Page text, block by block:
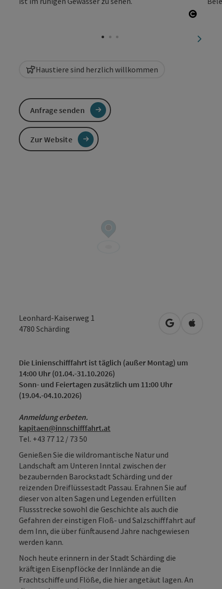
Haustiere sind herzlich willkommen
Leonhard-Kaiserweg 1
4780 Schärding in Google
in
Die Linienschifffahrt ist täglich (außer Montag) um
14:00 Uhr (01.04.-31.10.2026)
Sonn- und Feiertagen zusätzlich um 11:00 Uhr
(19.04.-04.10.2026)
Anmeldung erbeten.
kapitaen@innschifffahrt.at
Tel. +43 77 12 / 73 50
Genießen Sie die wildromantische Natur und
Landschaft am Unteren Inntal zwischen der
bezaubernden Barockstadt Schärding und der
reizenden Dreiflüssestadt Passau. Erahnen Sie auf
dieser von alten Sagen und Legenden erfüllten
Flussstrecke sowohl die Geschichte als auch die
Gefahren der einstigen Floß- und Salzschifffahrt auf
dem Inn, die über fünftausend Jahre nachgewiesen
werden kann.
Noch heute erinnern in der Stadt Schärding die
kräftigen Eisenpflöcke der Innlände an die
Frachtschiffe und Flöße, die hier angetäut lagen. An
Anfrage senden
Zur Website